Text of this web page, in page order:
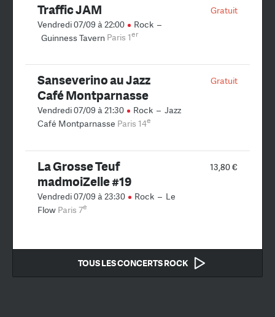
Gratuit
Traffic JAM
Vendredi 07/09 à 22:00 Rock –
Guinness Tavern Paris 1er
Gratuit
Sanseverino au Jazz
Café Montparnasse
Vendredi 07/09 à 21:30 Rock – Jazz
Café Montparnasse Paris 14e
13,80 €
La Grosse Teuf
madmoiZelle #19
Vendredi 07/09 à 23:30 Rock – Le
Flow Paris 7e
TOUS LES CONCERTS ROCK